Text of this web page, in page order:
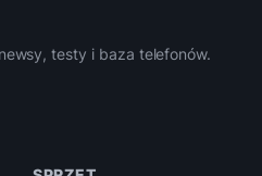
testy i baza telefonów.